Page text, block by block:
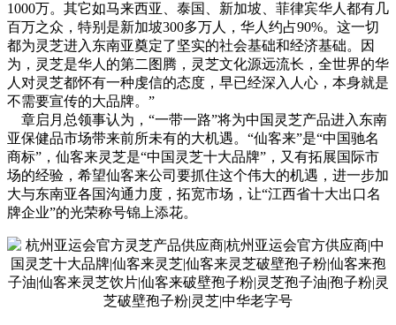
1000万。其它如马来西亚、泰国、新加坡、菲律宾华人都有几
百万之众，特别是新加坡300多万人，华人约占90%。这一切
都为灵芝进入东南亚奠定了坚实的社会基础和经济基础。因
为，灵芝是华人的第二图腾，灵芝文化源远流长，全世界的华
人对灵芝都怀有一种虔信的态度，早已经深入人心，本身就是
不需要宣传的大品牌。”
章启月总领事认为，“一带一路”将为中国灵芝产品进入东南
亚保健品市场带来前所未有的大机遇。“仙客来”是“中国驰名
商标”，仙客来灵芝是“中国灵芝十大品牌”，又有拓展国际市
场的经验，希望仙客来公司要抓住这个伟大的机遇，进一步加
大与东南亚各国沟通力度，拓宽市场，让“江西省十大出口名
牌企业”的光荣称号锦上添花。